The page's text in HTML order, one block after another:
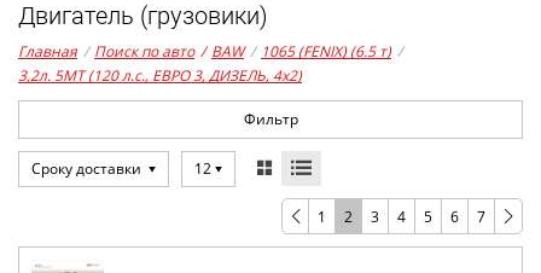
Двигатель (грузовики)
Главная / Поиск по авто / BAW / 1065 (FENIX) (6.5 т) /
3,2л. 5MT (120 л.с., ЕВРО 3, ДИЗЕЛЬ, 4x2)
Фильтр
Сроку доставки 12
1 2 3 4 5 6 7